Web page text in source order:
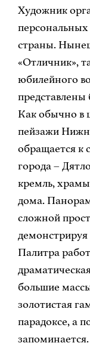
Художник
персональных
страны.
«Отличник»,
юбилейного
представлены
Как обычно в
пейзажи
обращается к
города –
кремль,
дома.
сложной
Палитра
большие
золотистая
парадоксе, а